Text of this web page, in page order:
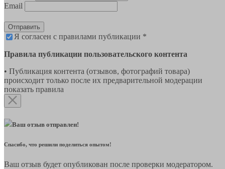
Email
Отправить
Я согласен с правилами публикации *
Правила публикации пользовательского контента
• Публикация контента (отзывов, фотографий товара)
происходит только после их предварительной модерации
показать правила
Ваш отзыв отправлен!
Спасибо, что решили поделиться опытом!
Ваш отзыв будет опубликован после проверки модератором.